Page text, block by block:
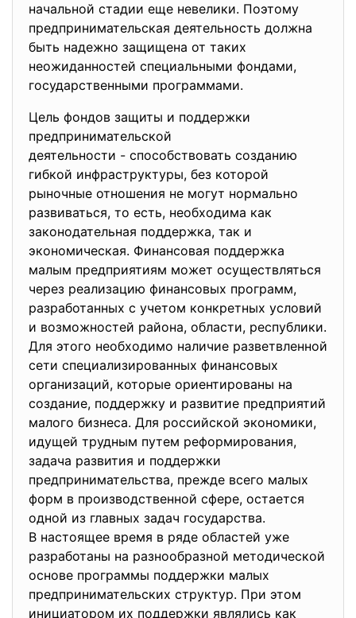
начальной стадии еще невелики. Поэтому
предпринимательская деятельность должна
быть надежно защищена от таких
неожиданностей специальными фондами,
государственными программами.
Цель фондов защиты и поддержки
предпринимательской
деятельности - способствовать созданию
гибкой инфраструктуры, без которой
рыночные отношения не могут нормально
развиваться, то есть, необходима как
законодательная поддержка, так и
экономическая. Финансовая поддержка
малым предприятиям может осуществляться
через реализацию финансовых программ,
разработанных с учетом конкретных условий
и возможностей района, области, республики.
Для этого необходимо наличие разветвленной
сети специализированных финансовых
организаций, которые ориентированы на
создание, поддержку и развитие предприятий
малого бизнеса. Для российской экономики,
идущей трудным путем реформирования,
задача развития и поддержки
предпринимательства, прежде всего малых
форм в производственной сфере, остается
одной из главных задач государства.
В настоящее время в ряде областей уже
разработаны на разнообразной методической
основе программы поддержки малых
предпринимательских структур. При этом
инициатором их поддержки являлись как